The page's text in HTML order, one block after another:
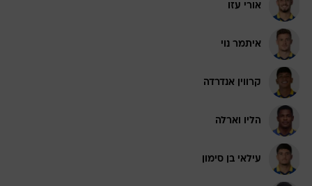
אורי עזו
איתמר נוי
קרווין אנדרדה
הליו וארלה
עילאי בן סימון